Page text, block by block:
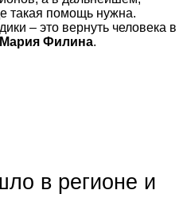
такая помощь нужна.
– это вернуть человека в
Мария Филина.
в регионе и